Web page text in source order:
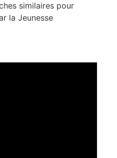
similaires pour
la Jeunesse